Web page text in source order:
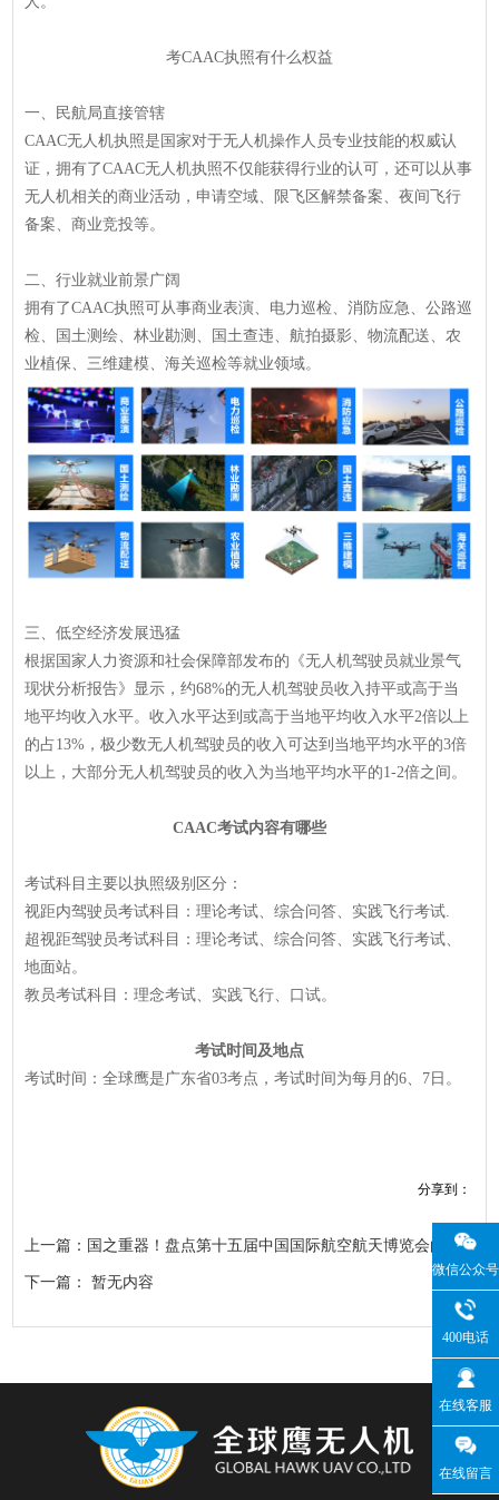
考CAAC执照有什么权益
一、民航局直接管辖
CAAC无人机执照是国家对于无人机操作人员专业技能的权威认
证，拥有了CAAC无人机执照不仅能获得行业的认可，还可以从事
无人机相关的商业活动，申请空域、限飞区解禁备案、夜间飞行
备案、商业竞投等。
二、行业就业前景广阔
拥有了CAAC执照可从事商业表演、电力巡检、消防应急、公路巡
检、国土测绘、林业勘测、国土查违、航拍摄影、物流配送、农
业植保、三维建模、海关巡检等就业领域。
三、低空经济发展迅猛
根据国家人力资源和社会保障部发布的《无人机驾驶员就业景气
现状分析报告》显示，约68%的无人机驾驶员收入持平或高于当
地平均收入水平。收入水平达到或高于当地平均收入水平2倍以上
的占13%，极少数无人机驾驶员的收入可达到当地平均水平的3倍
以上，大部分无人机驾驶员的收入为当地平均水平的1-2倍之间。
CAAC考试内容有哪些
考试科目主要以执照级别区分：
视距内驾驶员考试科目：理论考试、综合问答、实践飞行考试.
超视距驾驶员考试科目：理论考试、综合问答、实践飞行考试、
地面站。
教员考试科目：理念考试、实践飞行、口试。
考试时间及地点
考试时间：全球鹰是广东省03考点，考试时间为每月的6、7日。
分享到：
上一篇：国之重器！盘点第十五届中国国际航空航天博览会的参展无人机
下一篇： 暂无内容
微信公众号
400电话
在线客服
在线留言